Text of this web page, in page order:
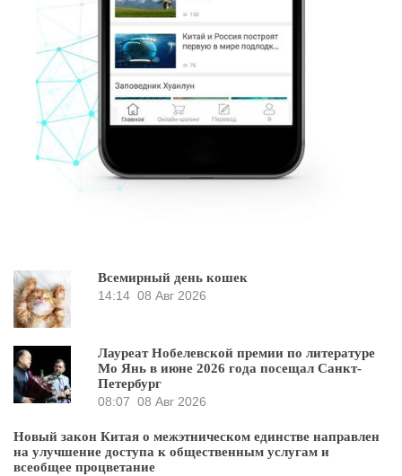
Всемирный день кошек
14:14 08 Авг 2026
Лауреат Нобелевской премии по литературе
Мо Янь в июне 2026 года посещал Санкт-
Петербург
08:07 08 Авг 2026
Новый закон Китая о межэтническом единстве направлен
на улучшение доступа к общественным услугам и
всеобщее процветание